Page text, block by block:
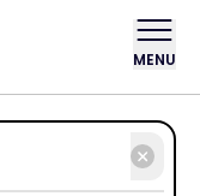
MENU